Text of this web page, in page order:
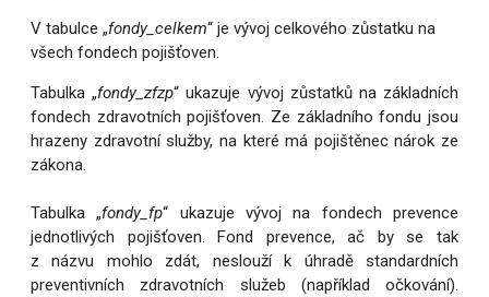
V tabulce „fondy_celkem“ je vývoj celkového zůstatku na
všech fondech pojišťoven.
Tabulka „fondy_zfzp“ ukazuje vývoj zůstatků na základních
fondech zdravotních pojišťoven. Ze základního fondu jsou
hrazeny zdravotní služby, na které má pojištěnec nárok ze
zákona.
Tabulka „fondy_fp“ ukazuje vývoj na fondech prevence
jednotlivých pojišťoven. Fond prevence, ač by se tak
z názvu mohlo zdát, neslouží k úhradě standardních
preventivních zdravotních služeb (například očkování).